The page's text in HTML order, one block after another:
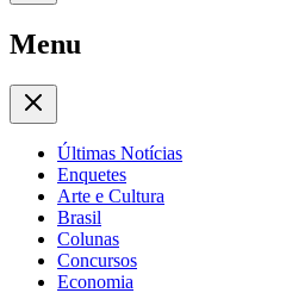
Menu
Últimas Notícias
Enquetes
Arte e Cultura
Brasil
Colunas
Concursos
Economia